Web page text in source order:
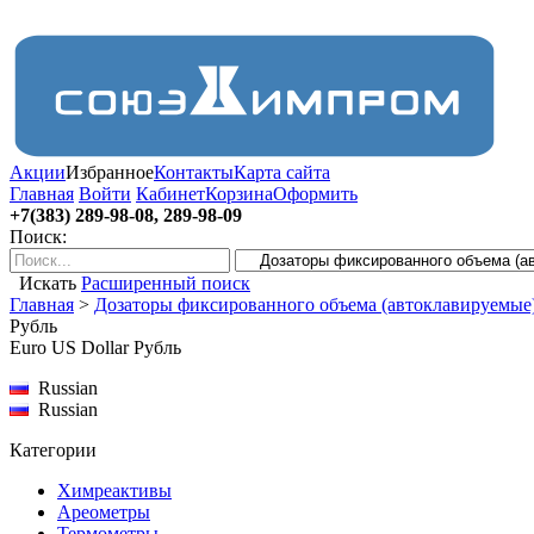
АкцииИзбранноеКонтактыКарта сайта
Главная Войти КабинетКорзинаОформить
+7(383) 289-98-08, 289-98-09
Поиск:
Искать Расширенный поиск
Главная > Дозаторы фиксированного объема
Рубль
Euro US Dollar Рубль
Russian
Russian
Категории
Химреактивы
Ареометры